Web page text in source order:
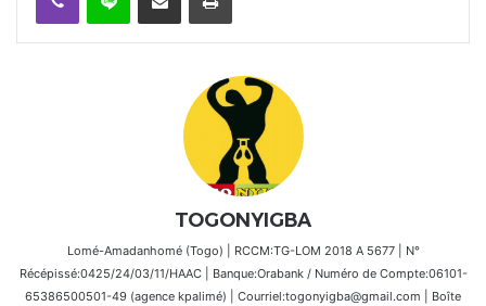
TOGONYIGBA
Lomé-Amadanhomé (Togo) | RCCM:TG-LOM 2018 A 5677 | N°
Récépissé:0425/24/03/11/HAAC | Banque:Orabank / Numéro de Compte:06101-
65386500501-49 (agence kpalimé) | Courriel:togonyigba@gmail.com | Boîte